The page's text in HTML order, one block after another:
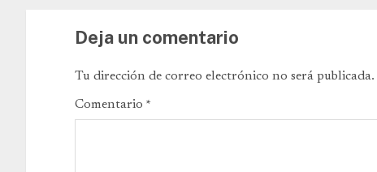
Deja un comentario
Tu dirección de correo electrónico no será publicada.
Comentario *